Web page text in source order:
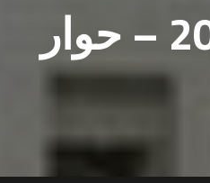
البنك العربي يرعى منتدى تواصل 2024 – حوار